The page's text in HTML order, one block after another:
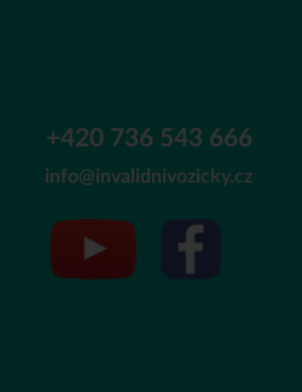
+420 736 543 666
info@invalidnivozicky.cz